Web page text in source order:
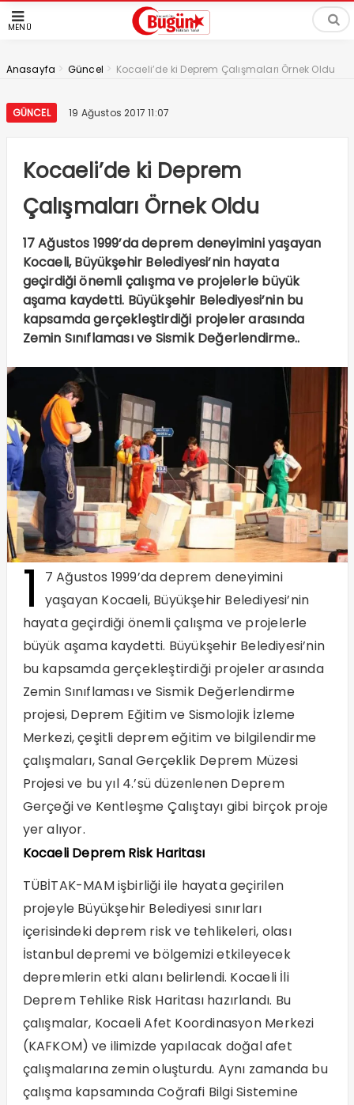
MENÜ
Anasayfa > Güncel > Kocaeli’de ki Deprem Çalışmaları Örnek Oldu
GÜNCEL 19 Ağustos 2017 11:07
Kocaeli’de ki Deprem
Çalışmaları Örnek Oldu
17 Ağustos 1999’da deprem deneyimini yaşayan
Kocaeli, Büyükşehir Belediyesi’nin hayata
geçirdiği önemli çalışma ve projelerle büyük
aşama kaydetti. Büyükşehir Belediyesi’nin bu
kapsamda gerçekleştirdiği projeler arasında
Zemin Sınıflaması ve Sismik Değerlendirme..
1
7 Ağustos 1999’da deprem deneyimini
yaşayan Kocaeli, Büyükşehir Belediyesi’nin
hayata geçirdiği önemli çalışma ve projelerle
büyük aşama kaydetti. Büyükşehir Belediyesi’nin
bu kapsamda gerçekleştirdiği projeler arasında
Zemin Sınıflaması ve Sismik Değerlendirme
projesi, Deprem Eğitim ve Sismolojik İzleme
Merkezi, çeşitli deprem eğitim ve bilgilendirme
çalışmaları, Sanal Gerçeklik Deprem Müzesi
Projesi ve bu yıl 4.’sü düzenlenen Deprem
Gerçeği ve Kentleşme Çalıştayı gibi birçok proje
yer alıyor.
Kocaeli Deprem Risk Haritası
TÜBİTAK-MAM işbirliği ile hayata geçirilen
projeyle Büyükşehir Belediyesi sınırları
içerisindeki deprem risk ve tehlikeleri, olası
İstanbul depremi ve bölgemizi etkileyecek
depremlerin etki alanı belirlendi. Kocaeli İli
Deprem Tehlike Risk Haritası hazırlandı. Bu
çalışmalar, Kocaeli Afet Koordinasyon Merkezi
(KAFKOM) ve ilimizde yapılacak doğal afet
çalışmalarına zemin oluşturdu. Aynı zamanda bu
çalışma kapsamında Coğrafi Bilgi Sistemine